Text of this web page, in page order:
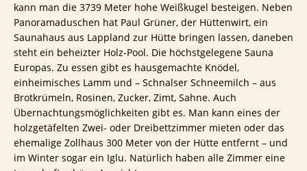
kann man die 3739 Meter hohe Weißkugel besteigen. Neben
Panoramaduschen hat Paul Grüner, der Hüttenwirt, ein
Saunahaus aus Lappland zur Hütte bringen lassen, daneben
steht ein beheizter Holz-Pool. Die höchstgelegene Sauna
Europas. Zu essen gibt es hausgemachte Knödel,
einheimisches Lamm und – Schnalser Schneemilch – aus
Brotkrümeln, Rosinen, Zucker, Zimt, Sahne. Auch
Übernachtungsmöglichkeiten gibt es. Man kann eines der
holzgetäfelten Zwei- oder Dreibettzimmer mieten oder das
ehemalige Zollhaus 300 Meter von der Hütte entfernt – und
im Winter sogar ein Iglu. Natürlich haben alle Zimmer eine